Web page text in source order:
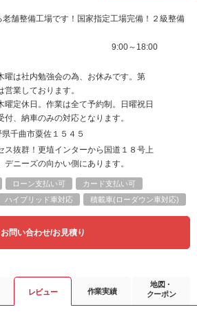
舗整備工場です！国家指定工場完備！２級整備
9:00～18:00
曜は社内勉強会の為、お休みです。第
営業しております。
曜定休日。作業は全て予約制。日曜祝日
付、納車のみの対応となります。
県千曲市粟佐１５４５
ス抜群！更埴インターから国道１８号上
デニーズの向かい側にあります。
ローン支払い可
カード支払い可
ハイブリッド車対応 積載車(ローダウン車対応)
お問い合わせ/お見積り
レビュー 作業実績
地図・
クーポン